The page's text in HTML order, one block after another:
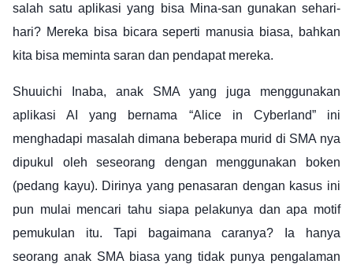
salah satu aplikasi yang bisa Mina-san gunakan sehari-
hari? Mereka bisa bicara seperti manusia biasa, bahkan
kita bisa meminta saran dan pendapat mereka.
Shuuichi Inaba, anak SMA yang juga menggunakan
aplikasi AI yang bernama “Alice in Cyberland” ini
menghadapi masalah dimana beberapa murid di SMA nya
dipukul oleh seseorang dengan menggunakan boken
(pedang kayu). Dirinya yang penasaran dengan kasus ini
pun mulai mencari tahu siapa pelakunya dan apa motif
pemukulan itu. Tapi bagaimana caranya? Ia hanya
seorang anak SMA biasa yang tidak punya pengalaman